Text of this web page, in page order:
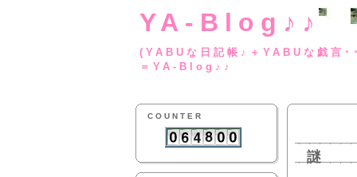
YA-Blog♪♪
(YABUな日記帳♪
＝YA-Blog♪♪
COUNTER
謎